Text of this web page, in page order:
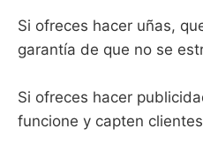
Si ofreces hacer uñas,
garantía de que no se
Si ofreces hacer
funcione y capten